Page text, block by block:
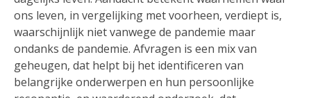
ons leven, in vergelijking met voorheen, verdiept is,
waarschijnlijk niet vanwege de pandemie maar
ondanks de pandemie. Afvragen is een mix van
geheugen, dat helpt bij het identificeren van
belangrijke onderwerpen en hun persoonlijke